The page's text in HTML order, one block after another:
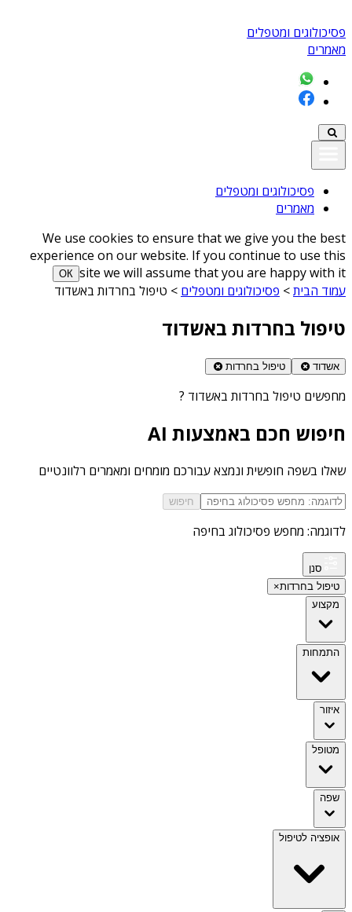
פסיכולוגים ומטפלים
מאמרים
פסיכולוגים ומטפלים
מאמרים
We use cookies to ensure that we give you the best
experience on our website. If you continue to use this
site we will assume that you are happy with it
ОК
עמוד הבית> פסיכולוגים ומטפלים > טיפול בחרדות באשדוד
טיפול בחרדות באשדוד
אשדוד טיפול בחרדות
מחפשים טיפול בחרדות באשדוד ?
חיפוש חכם באמצעות AI
שאלו בשפה חופשית ונמצא עבורכם מומחים ומאמרים רלוונטיים
חיפוש
לדוגמה: מחפש פסיכולוג בחיפה
סנן
טיפול בחרדות×
מקצוע
התמחות
איזור
מטופל
שפה
אופציה לטיפול